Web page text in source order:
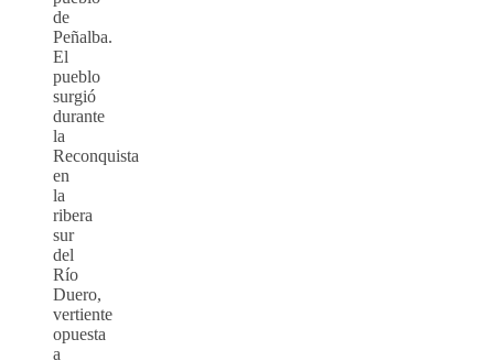
de
Peñalba.
El
pueblo
surgió
durante
la
Reconquista
en
la
ribera
sur
del
Río
Duero,
vertiente
opuesta
a